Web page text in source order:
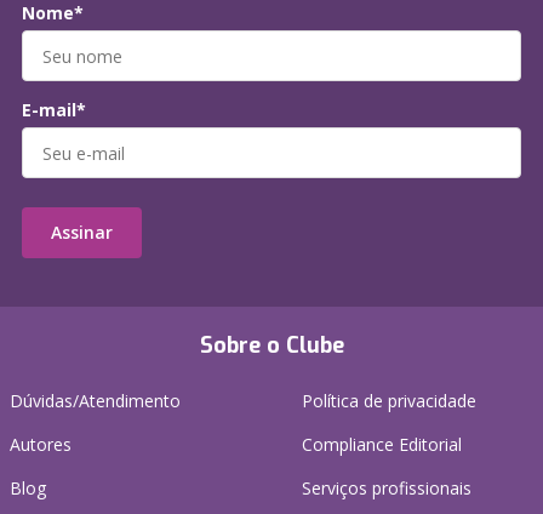
Sobre o Clube
Dúvidas/Atendimento
Autores
Blog
Política de privacidade
Compliance Editorial
Serviços profissionais
Nome*
E-mail*
Assinar